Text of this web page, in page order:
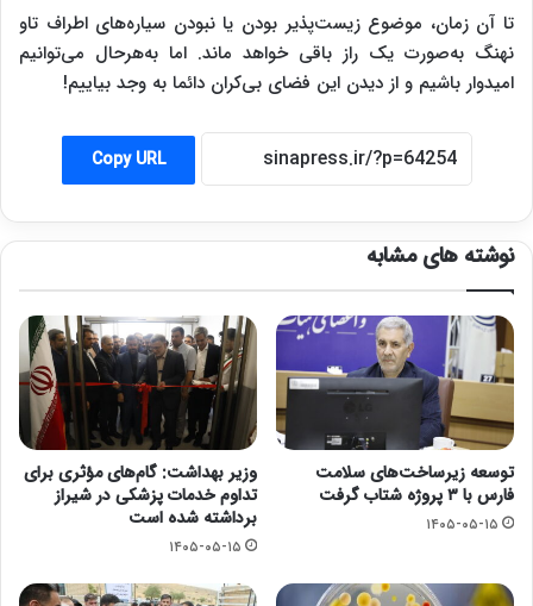
تا آن زمان، موضوع زیست‌پذیر بودن یا نبودن سیاره‌های اطراف تاو
نهنگ به‌صورت یک راز باقی خواهد ماند. اما به‌هرحال می‌توانیم
امیدوار باشیم و از دیدن این فضای بی‌کران دائما به وجد بیاییم!
Copy URL
نوشته های مشابه
توسعه زیرساخت‌های سلامت
فارس با ۳ پروژه شتاب گرفت
۱۴۰۵-۰۵-۱۵
وزیر بهداشت: گام‌های مؤثری برای
تداوم خدمات پزشکی در شیراز
برداشته شده است
۱۴۰۵-۰۵-۱۵